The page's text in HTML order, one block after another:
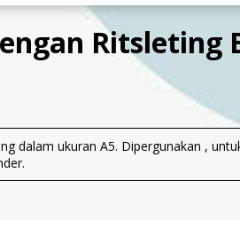
Ritsleting
dalam ukuran A5. Dipergunakan ,